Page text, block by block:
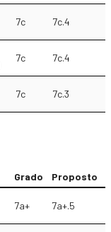
7c 7c.4
7c 7c.4
7c 7c.3
Grado Proposto
7a+ 7a+.5